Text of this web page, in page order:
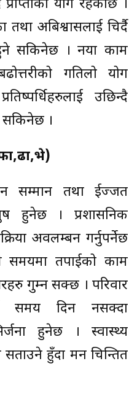
योग रहेकोछ ।
तथा अबिश्वासलाई चिर्दै
सकिनेछ । नया काम
गतिलो योग
उछिन्दै
सकिनेछ ।
सम्मान तथा ईज्जत
हुनेछ । प्रशासनिक
अवलम्बन गर्नुपर्नेछ
समयमा तपाईको काम
गुम्न सक्छ । परिवार
समय दिन नसक्दा
हुनेछ । स्वास्थ्य
सताउने हुँदा मन चिन्तित